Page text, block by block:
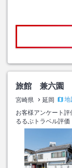
旅館 兼六園
宮崎県 延岡
地
お客様アンケート評
るるぶトラベル評価